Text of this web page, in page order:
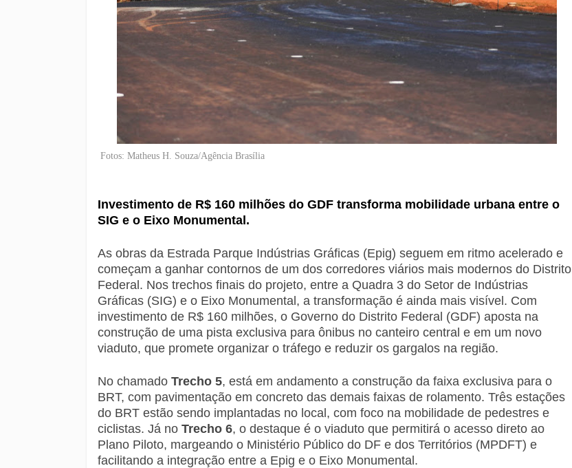
Fotos: Matheus H. Souza/Agência Brasília
Investimento de R$ 160 milhões do GDF transforma mobilidade urbana entre o
SIG e o Eixo Monumental.
As obras da Estrada Parque Indústrias Gráficas (Epig) seguem em ritmo acelerado e
começam a ganhar contornos de um dos corredores viários mais modernos do Distrito
Federal. Nos trechos finais do projeto, entre a Quadra 3 do Setor de Indústrias
Gráficas (SIG) e o Eixo Monumental, a transformação é ainda mais visível. Com
investimento de R$ 160 milhões, o Governo do Distrito Federal (GDF) aposta na
construção de uma pista exclusiva para ônibus no canteiro central e em um novo
viaduto, que promete organizar o tráfego e reduzir os gargalos na região.
No chamado Trecho 5, está em andamento a construção da faixa exclusiva para o
BRT, com pavimentação em concreto das demais faixas de rolamento. Três estações
do BRT estão sendo implantadas no local, com foco na mobilidade de pedestres e
ciclistas. Já no Trecho 6, o destaque é o viaduto que permitirá o acesso direto ao
Plano Piloto, margeando o Ministério Público do DF e dos Territórios (MPDFT) e
facilitando a integração entre a Epig e o Eixo Monumental.